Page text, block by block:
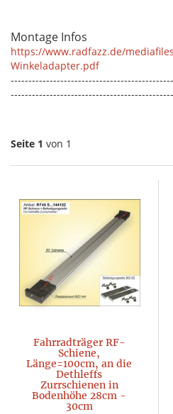
Montage Infos
https://www.radfazz.de/
Winkeladapter.pdf
Seite 1 von 1
Fahrradträger RF-
Schiene,
Länge=100cm, an die
Dethleffs
Zurrschienen in
Bodenhöhe 28cm -
30cm